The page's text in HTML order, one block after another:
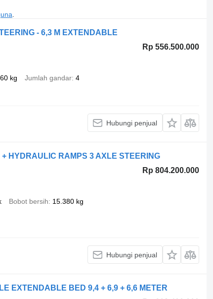
- 6,3 M EXTENDABLE
Rp 556.500.000
kg Jumlah gandar 4
Hubungi penjual
HYDRAULIC RAMPS 3 AXLE STEERING
Rp 804.200.000
Bobot bersih
15.380 kg
Hubungi penjual
EXTENDABLE BED 9,4 + 6,9 + 6,6 METER